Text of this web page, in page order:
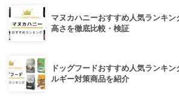
マヌカハニーおすすめ人気ランキ
高さを徹底比較・検証
ドッグフードおすすめ人気ランキ
ルギー対策商品を紹介